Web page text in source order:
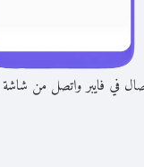
في فايبر واتصل من شاشة